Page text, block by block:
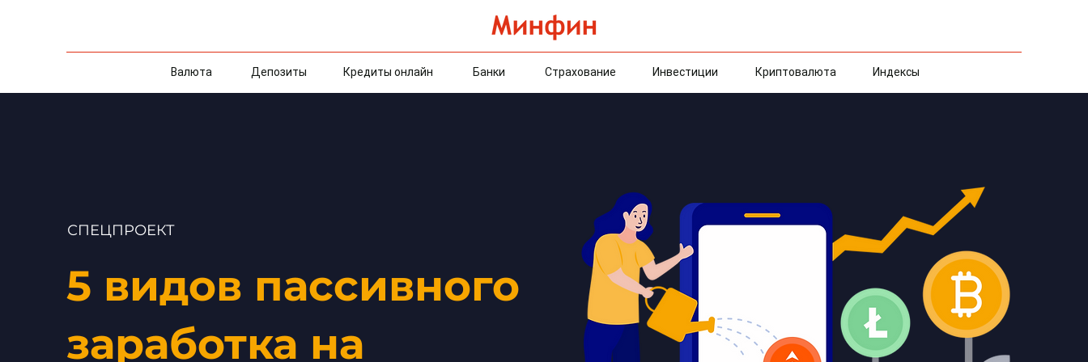
Валюта Депозиты Кредиты онлайн Банки Страхование Инвестиции Криптовалюта Индексы
СПЕЦПРОЕКТ
5 видов пассивного
заработка на